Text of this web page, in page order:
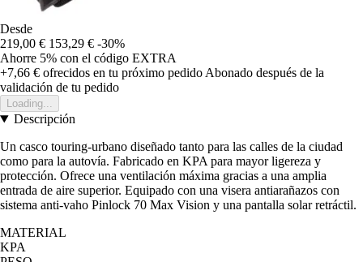
Desde
219,00 € 153,29 € -30%
Ahorre 5% con el código EXTRA
+7,66 € ofrecidos en tu próximo pedido Abonado después de la
validación de tu pedido
Loading...
Descripción
Un casco touring-urbano diseñado tanto para las calles de la ciudad
como para la autovía. Fabricado en KPA para mayor ligereza y
protección. Ofrece una ventilación máxima gracias a una amplia
entrada de aire superior. Equipado con una visera antiarañazos con
sistema anti-vaho Pinlock 70 Max Vision y una pantalla solar retráctil.
MATERIAL
KPA